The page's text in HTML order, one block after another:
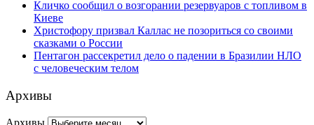
Кличко сообщил о возгорании резервуаров с топливом в
Киеве
Христофору призвал Каллас не позориться со своими
сказками о России
Пентагон рассекретил дело о падении в Бразилии НЛО
с человеческим телом
Архивы
Архивы